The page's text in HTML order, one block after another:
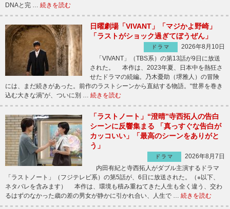
DNAと完 … 続きを読む
日曜劇場「VIVANT」「マジかよ野崎」
「ラストがショック過ぎてぼうぜん」
ドラマ
2026年8月10日
「VIVANT」（TBS系）の第13話が9日に放送
された。 本作は、2023年夏、日本中を熱狂さ
せたドラマの続編。乃木憂助（堺雅人）の冒険
には、まだ続きがあった。前作のラストシーンから直結する物語。“世界を巻き
込む大きな渦”が、ついに別 … 続きを読む
「ラストノート」“澄晴”寺西拓人の告白
シーンに反響集まる 「真っすぐな告白が
カッコいい」「最高のシーンをありがと
う」
ドラマ
2026年8月7日
内田有紀と寺西拓人がダブル主演するドラマ
「ラストノート」（フジテレビ系）の第5話が、6日に放送された。（※以下、
ネタバレを含みます） 本作は、環境も積み重ねてきた人生も全く違う、交わ
るはずのなかった歳の差の男女が静かに引かれ合い、人生で … 続きを読む